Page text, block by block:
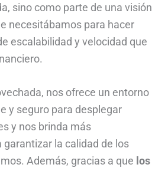
sino como parte de una visión
necesitábamos para hacer
escalabilidad y velocidad que
nos ofrece un entorno
y seguro para desplegar
y nos brinda más
garantizar la calidad de los
Además, gracias a que los